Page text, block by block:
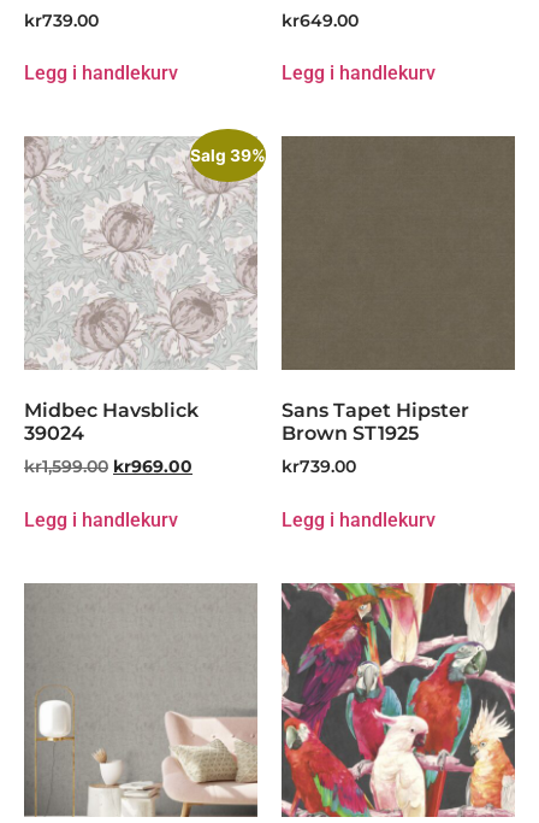
kr739.00
Legg i handlekurv
kr649.00
Legg i handlekurv
Salg 39%
Midbec Havsblick
39024
kr1,599.00 kr969.00
Legg i handlekurv
Sans Tapet Hipster
Brown ST1925
kr739.00
Legg i handlekurv